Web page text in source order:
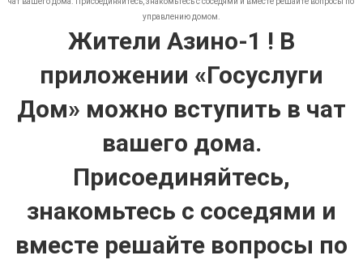
управлению домом.
Жители Азино-1 ! В
приложении «Госуслуги
Дом» можно вступить в чат
вашего дома.
Присоединяйтесь,
знакомьтесь с соседями и
вместе решайте вопросы по